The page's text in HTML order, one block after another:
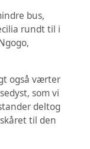
bus,
rundt til i
også værter
som vi
deltog
til den